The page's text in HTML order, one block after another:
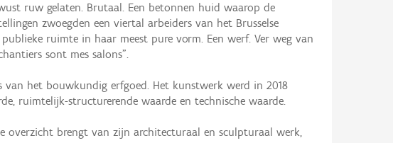
ruw gelaten. Brutaal. Een betonnen huid waarop de
zwoegden een viertal arbeiders van het Brusselse
ruimte in haar meest pure vorm. Een werf. Ver weg van
sont mes salons”.
van het bouwkundig erfgoed. Het kunstwerk werd in 2018
ruimtelijk-structurerende waarde en technische waarde.
overzicht brengt van zijn architecturaal en sculpturaal werk,